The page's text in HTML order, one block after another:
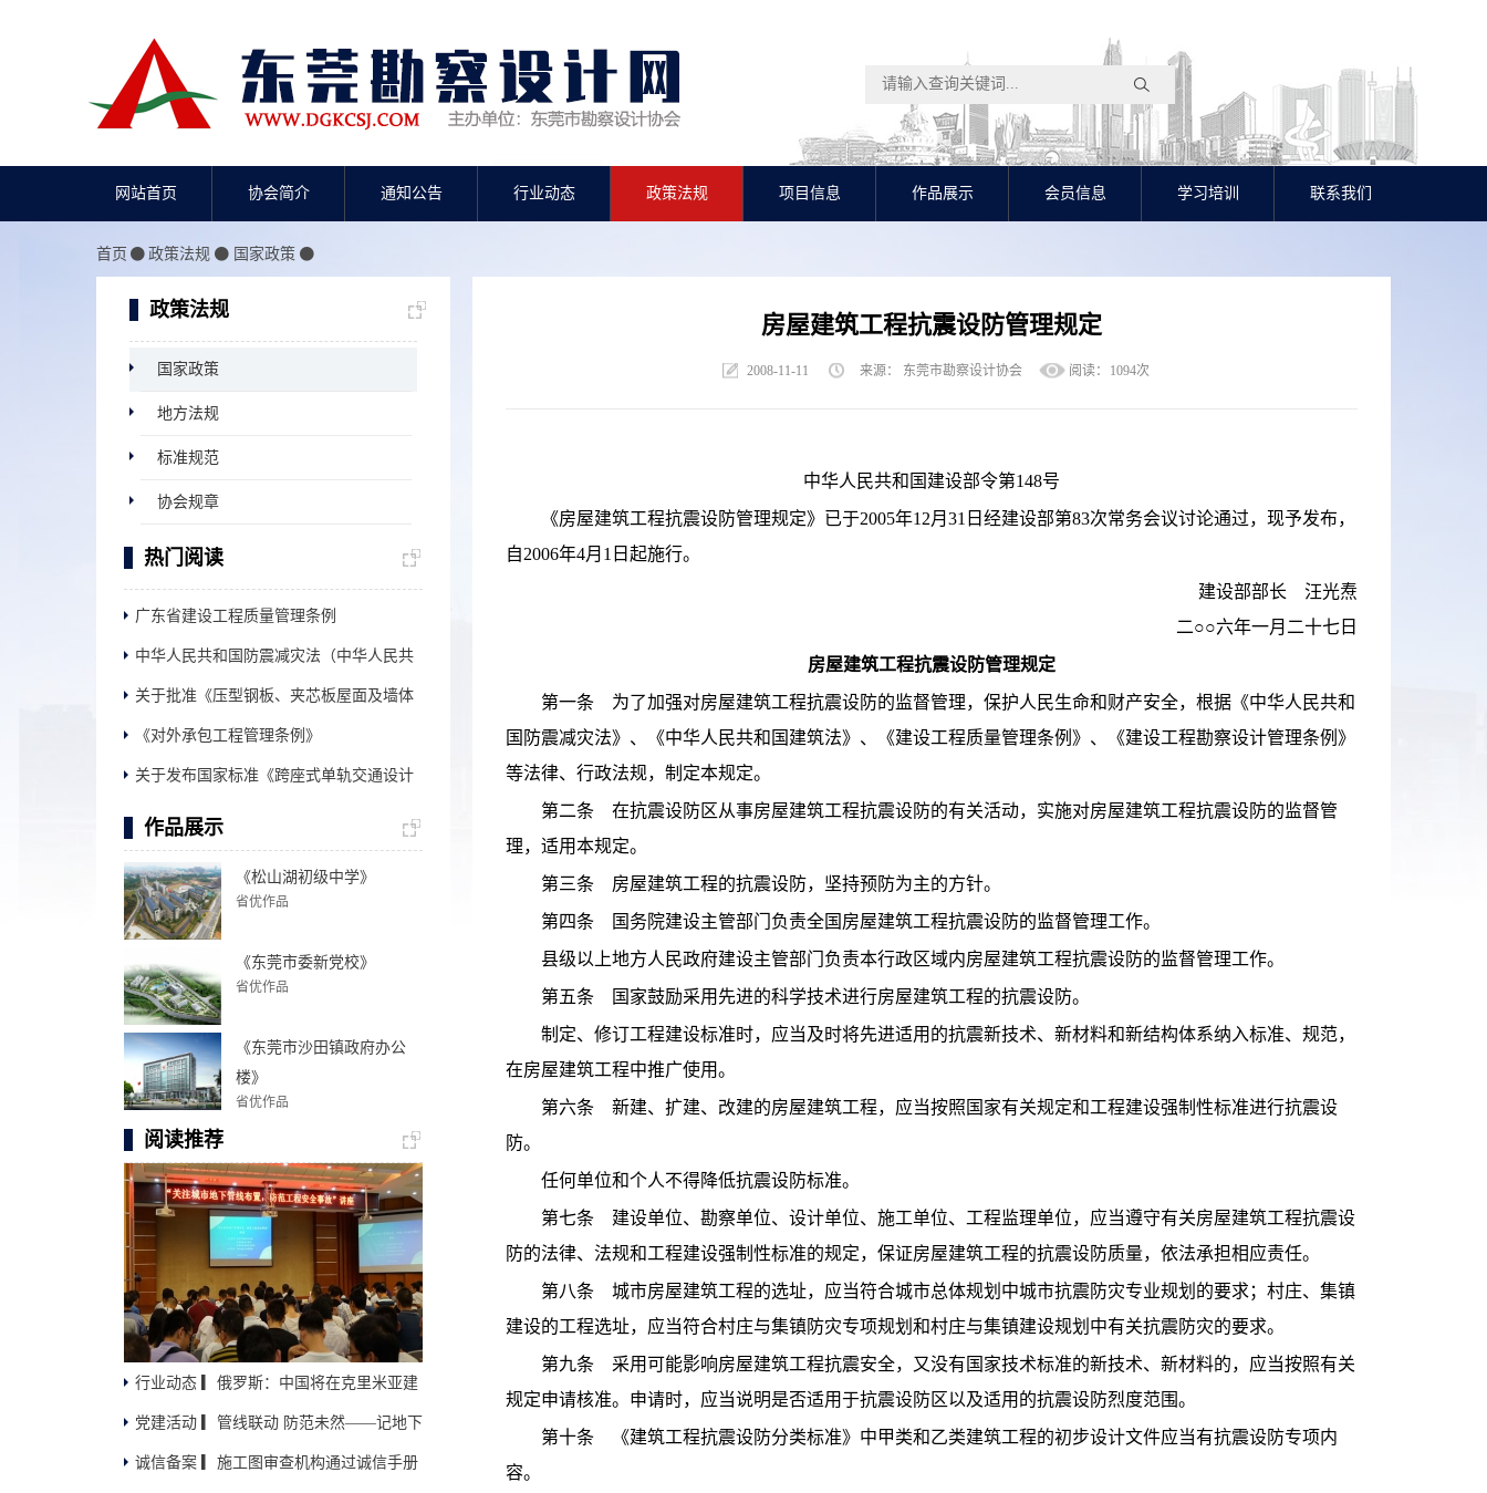
网站首页 协会简介 通知公告 行业动态 政策法规 项目信息 作品展示 会员信息 学习培训 联系我们
首页 政策法规 国家政策
房屋建筑工程抗震设防管理规定
2008-11-11 来源： 东莞市勘察设计协会 阅读： 1094次
中华人民共和国建设部令第148号
《房屋建筑工程抗震设防管理规定》已于2005年12月31日经建设部第83次常务会议讨论通过，现予发布，
自2006年4月1日起施行。
建设部部长 汪光焘
二○○六年一月二十七日
房屋建筑工程抗震设防管理规定
第一条 为了加强对房屋建筑工程抗震设防的监督管理，保护人民生命和财产安全，根据《中华人民共和
国防震减灾法》、《中华人民共和国建筑法》、《建设工程质量管理条例》、《建设工程勘察设计管理条例》
等法律、行政法规，制定本规定。
第二条 在抗震设防区从事房屋建筑工程抗震设防的有关活动，实施对房屋建筑工程抗震设防的监督管
理，适用本规定。
第三条 房屋建筑工程的抗震设防，坚持预防为主的方针。
第四条 国务院建设主管部门负责全国房屋建筑工程抗震设防的监督管理工作。
县级以上地方人民政府建设主管部门负责本行政区域内房屋建筑工程抗震设防的监督管理工作。
第五条 国家鼓励采用先进的科学技术进行房屋建筑工程的抗震设防。
制定、修订工程建设标准时，应当及时将先进适用的抗震新技术、新材料和新结构体系纳入标准、规范，
在房屋建筑工程中推广使用。
第六条 新建、扩建、改建的房屋建筑工程，应当按照国家有关规定和工程建设强制性标准进行抗震设
防。
任何单位和个人不得降低抗震设防标准。
第七条 建设单位、勘察单位、设计单位、施工单位、工程监理单位，应当遵守有关房屋建筑工程抗震设
防的法律、法规和工程建设强制性标准的规定，保证房屋建筑工程的抗震设防质量，依法承担相应责任。
第八条 城市房屋建筑工程的选址，应当符合城市总体规划中城市抗震防灾专业规划的要求；村庄、集镇
建设的工程选址，应当符合村庄与集镇防灾专项规划和村庄与集镇建设规划中有关抗震防灾的要求。
第九条 采用可能影响房屋建筑工程抗震安全，又没有国家技术标准的新技术、新材料的，应当按照有关
规定申请核准。申请时，应当说明是否适用于抗震设防区以及适用的抗震设防烈度范围。
第十条 《建筑工程抗震设防分类标准》中甲类和乙类建筑工程的初步设计文件应当有抗震设防专项内
容。
政策法规
国家政策
地方法规
标准规范
协会规章
热门阅读
广东省建设工程质量管理条例
中华人民共和国防震减灾法（中华人民共
和国...
关于批准《压型钢板、夹芯板屋面及墙体
建筑...
《对外承包工程管理条例》
关于发布国家标准《跨座式单轨交通设计
规范...
作品展示
《松山湖初级中学》
省优作品
《东莞市委新党校》
省优作品
《东莞市沙田镇政府办公
楼》
省优作品
阅读推荐
行业动态 ▎俄罗斯：中国将在克里米亚建
设海底隧道
党建活动 ▎管线联动 防范未然——记地下
管线保护宣讲...
诚信备案 ▎施工图审查机构通过诚信手册